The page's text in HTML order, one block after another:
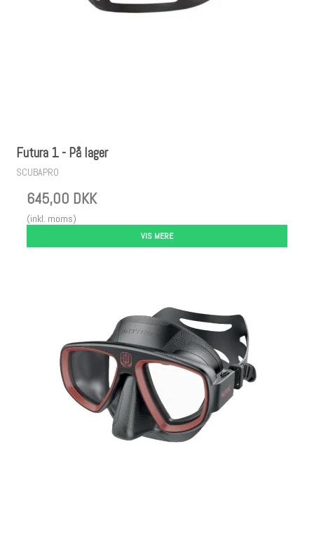
Futura 1 - På lager
SCUBAPRO
645,00 DKK
(inkl. moms)
VIS MERE